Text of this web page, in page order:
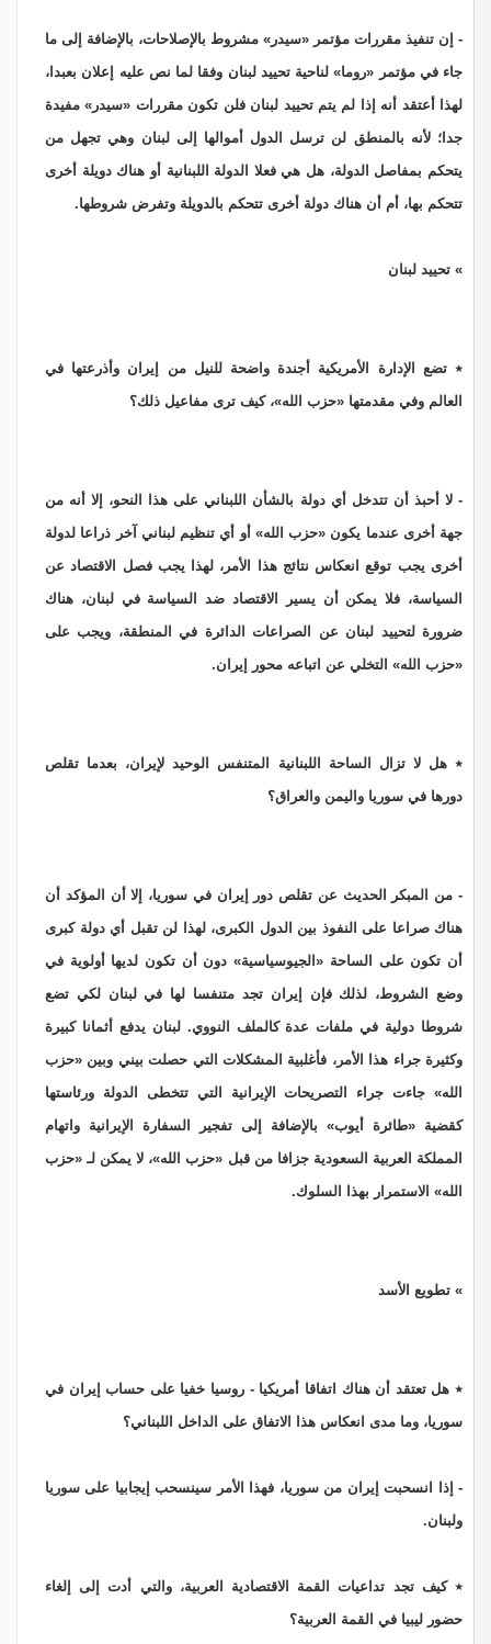
- إن تنفيذ مقررات مؤتمر «سيدر» مشروط بالإصلاحات، بالإضافة إلى ما
جاء في مؤتمر «روما» لناحية تحييد لبنان وفقا لما نص عليه إعلان بعبدا،
لهذا أعتقد أنه إذا لم يتم تحييد لبنان فلن تكون مقررات «سيدر» مفيدة
جدا؛ لأنه بالمنطق لن ترسل الدول أموالها إلى لبنان وهي تجهل من
يتحكم بمفاصل الدولة، هل هي فعلا الدولة اللبنانية أو هناك دويلة أخرى
تتحكم بها، أم أن هناك دولة أخرى تتحكم بالدويلة وتفرض شروطها.
» تحييد لبنان
٭ تضع الإدارة الأمريكية أجندة واضحة للنيل من إيران وأذرعتها في
العالم وفي مقدمتها «حزب الله»، كيف ترى مفاعيل ذلك؟
- لا أحبذ أن تتدخل أي دولة بالشأن اللبناني على هذا النحو، إلا أنه من
جهة أخرى عندما يكون «حزب الله» أو أي تنظيم لبناني آخر ذراعا لدولة
أخرى يجب توقع انعكاس نتائج هذا الأمر، لهذا يجب فصل الاقتصاد عن
السياسة، فلا يمكن أن يسير الاقتصاد ضد السياسة في لبنان، هناك
ضرورة لتحييد لبنان عن الصراعات الدائرة في المنطقة، ويجب على
«حزب الله» التخلي عن اتباعه محور إيران.
٭ هل لا تزال الساحة اللبنانية المتنفس الوحيد لإيران، بعدما تقلص
دورها في سوريا واليمن والعراق؟
- من المبكر الحديث عن تقلص دور إيران في سوريا، إلا أن المؤكد أن
هناك صراعا على النفوذ بين الدول الكبرى، لهذا لن تقبل أي دولة كبرى
أن تكون على الساحة «الجيوسياسية» دون أن تكون لديها أولوية في
وضع الشروط، لذلك فإن إيران تجد متنفسا لها في لبنان لكي تضع
شروطا دولية في ملفات عدة كالملف النووي. لبنان يدفع أثمانا كبيرة
وكثيرة جراء هذا الأمر، فأغلبية المشكلات التي حصلت بيني وبين «حزب
الله» جاءت جراء التصريحات الإيرانية التي تتخطى الدولة ورئاستها
كقضية «طائرة أيوب» بالإضافة إلى تفجير السفارة الإيرانية واتهام
المملكة العربية السعودية جزافا من قبل «حزب الله»، لا يمكن لـ «حزب
الله» الاستمرار بهذا السلوك.
» تطويع الأسد
٭ هل تعتقد أن هناك اتفاقا أمريكيا - روسيا خفيا على حساب إيران في
سوريا، وما مدى انعكاس هذا الاتفاق على الداخل اللبناني؟
- إذا انسحبت إيران من سوريا، فهذا الأمر سينسحب إيجابيا على سوريا
ولبنان.
٭ كيف تجد تداعيات القمة الاقتصادية العربية، والتي أدت إلى إلغاء
حضور ليبيا في القمة العربية؟